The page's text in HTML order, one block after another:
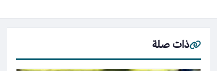
ذات صلة